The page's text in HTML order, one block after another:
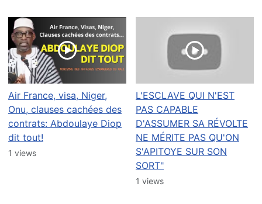
Air France, visa, Niger,
Onu, clauses cachées des
contrats: Abdoulaye Diop
dit tout!
1 views
L'ESCLAVE QUI N'EST
PAS CAPABLE
D'ASSUMER SA RÉVOLTE
NE MÉRITE PAS QU'ON
S'APITOYE SUR SON
SORT"
1 views